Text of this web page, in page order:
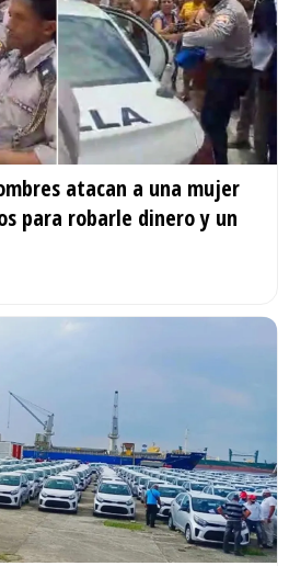
atacan a una mujer
para robarle dinero y un